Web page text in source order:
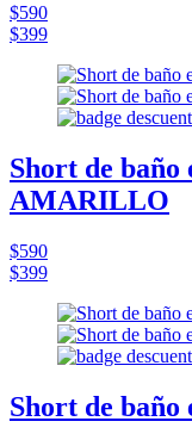
$590
$399
Short de baño
AMARILLO
$590
$399
Short de baño